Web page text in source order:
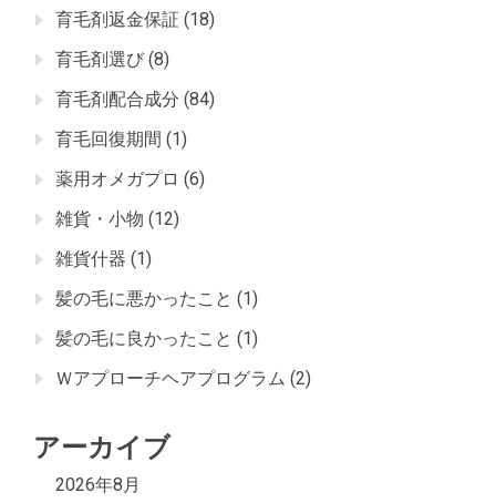
育毛剤返金保証 (18)
育毛剤選び (8)
育毛剤配合成分 (84)
育毛回復期間 (1)
薬用オメガプロ (6)
雑貨・小物 (12)
雑貨什器 (1)
髪の毛に悪かったこと (1)
髪の毛に良かったこと (1)
Ｗアプローチヘアプログラム (2)
アーカイブ
2026年8月